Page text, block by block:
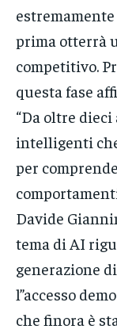
prima otterrà
competitivo.
questa fase
“Da oltre
intelligenti
per
Davide
tema di AI
generazione
l”accesso
che finora è